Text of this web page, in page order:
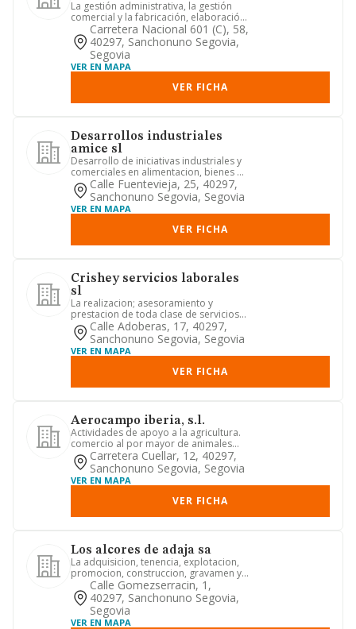
La gestión administrativa, la gestión
comercial y la fabricación, elaboración
y venta de semirremol...
Carretera Nacional 601 (c), 58,
40297, Sanchonuno Segovia,
Segovia
VER EN MAPA
VER FICHA
Desarrollos industriales
amice sl
Desarrollo de iniciativas industriales y
comerciales en alimentacion, bienes de
consumo y/o servici...
Calle Fuentevieja, 25, 40297,
Sanchonuno Segovia, Segovia
VER EN MAPA
VER FICHA
Crishey servicios laborales
sl
La realizacion; asesoramiento y
prestacion de toda clase de servicios
relacionados con la intermedi...
Calle Adoberas, 17, 40297,
Sanchonuno Segovia, Segovia
VER EN MAPA
VER FICHA
Aerocampo iberia, s.l.
Actividades de apoyo a la agricultura.
comercio al por mayor de animales
vivos. actividades de cons...
Carretera Cuellar, 12, 40297,
Sanchonuno Segovia, Segovia
VER EN MAPA
VER FICHA
Los alcores de adaja sa
La adquisicion, tenencia, explotacion,
promocion, construccion, gravamen y
enajenacion de inmuebles...
Calle Gomezserracin, 1,
40297, Sanchonuno Segovia,
Segovia
VER EN MAPA